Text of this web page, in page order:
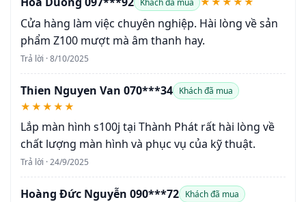
Cửa hàng làm việc chuyên nghiệp. Hài lòng về sản
phẩm Z100 mượt mà âm thanh hay.
Trả lời · 8/10/2025
Thien Nguyen Van 070***34 Khách đã mua
★★★★★
Lắp màn hình s100j tại Thành Phát rất hài lòng về
chất lượng màn hình và phục vụ của kỹ thuật.
Trả lời · 24/9/2025
Hoàng Đức Nguyễn 090***72 Khách đã mua